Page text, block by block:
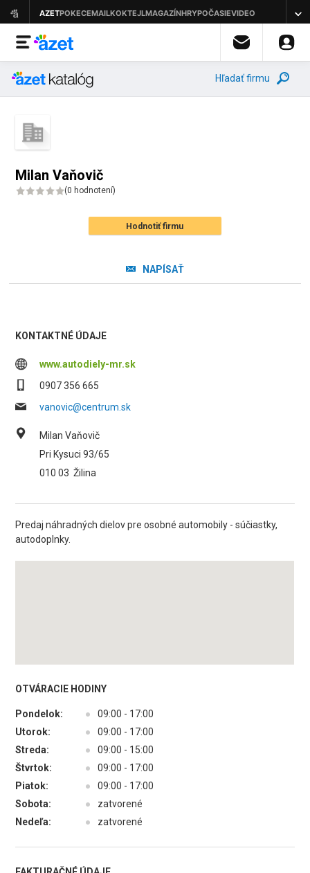
Hľadať firmu
Milan Vaňovič
(0 hodnotení)
Hodnotiť firmu
NAPÍSAŤ
KONTAKTNÉ ÚDAJE
www.autodiely-mr.sk
0907 356 665
vanovic@centrum.sk
Milan Vaňovič
Pri Kysuci 93/65
010 03 Žilina
Predaj náhradných dielov pre osobné automobily - súčiastky,
autodoplnky.
OTVÁRACIE HODINY
Pondelok: ●
09:00 - 17:00
Utorok:
●
09:00 - 17:00
Streda:
●
09:00 - 15:00
Štvrtok:
●
09:00 - 17:00
Piatok:
●
09:00 - 17:00
Sobota:
●
zatvorené
Nedeľa:
● zatvorené